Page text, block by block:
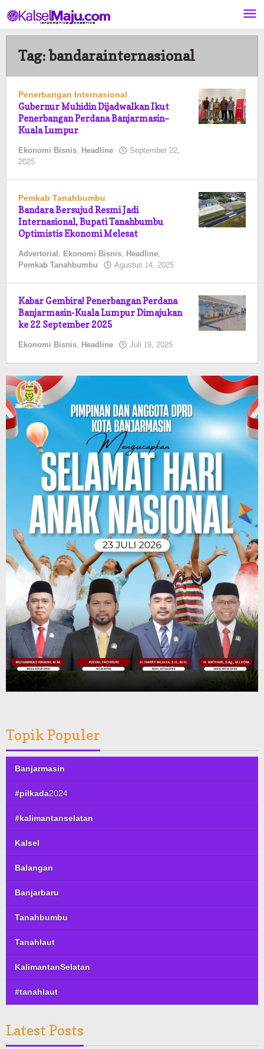
ke
konten
Tag:bandarainternasional
Penerbangan Internasional
Gubernur Muhidin Dijadwalkan Ikut
Penerbangan Perdana Banjarmasin–
Kuala Lumpur
Ekonomi Bisnis, Headline September 22,
2025
Pemkab Tanahbumbu
Bandara Bersujud Resmi Jadi
Internasional, Bupati Tanahbumbu
Optimistis Ekonomi Melesat
Advertorial, Ekonomi Bisnis, Headline,
Pemkab Tanahbumbu Agustus 14, 2025
Kabar Gembira! Penerbangan Perdana
Banjarmasin-Kuala Lumpur Dimajukan
ke 22 September 2025
Ekonomi Bisnis, Headline Juli 19, 2025
Topik Populer
Banjarmasin
#pilkada2024
#kalimantanselatan
Kalsel
Balangan
Banjarbaru
Tanahbumbu
Tanahlaut
KalimantanSelatan
#tanahlaut
Latest Posts